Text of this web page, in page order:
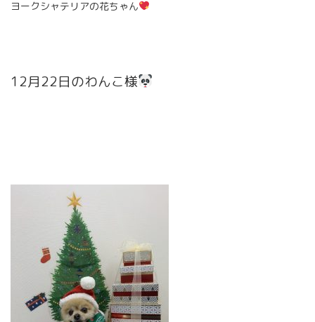
ヨークシャテリアの花ちゃん
12月22日のわんこ様